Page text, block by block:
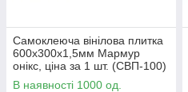
Самоклеюча вінілова плитка
600х300х1,5мм Мармур
онікс, ціна за 1 шт. (СВП-100)
Глянець SW-00000643
В наявності 1000 од.